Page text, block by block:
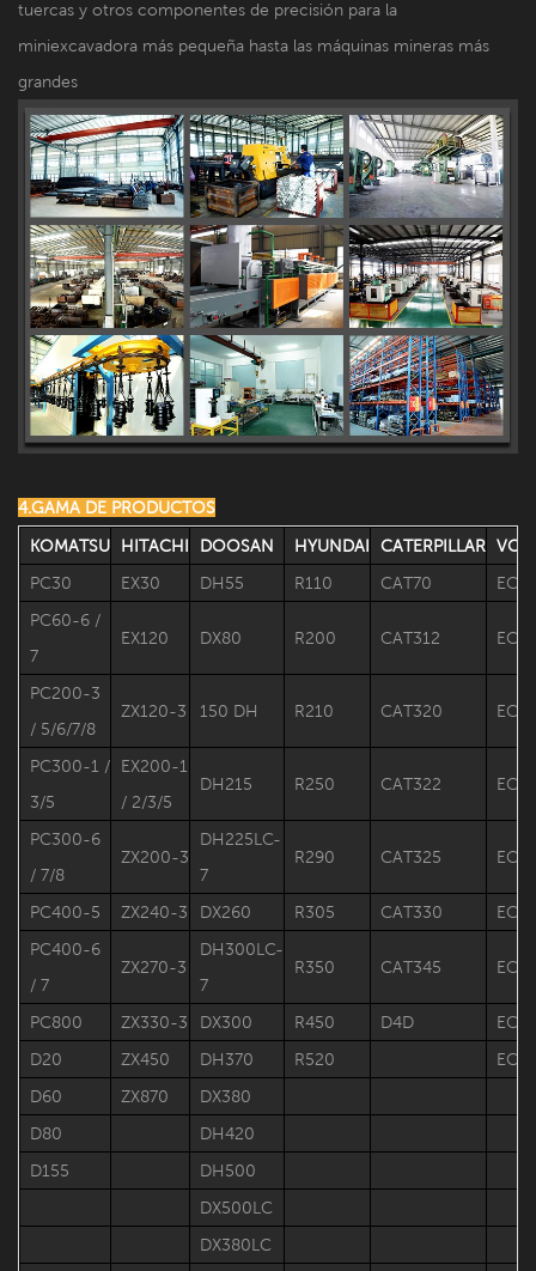
tuercas y otros componentes de precisión para la
miniexcavadora más pequeña hasta las máquinas mineras más
grandes
4.GAMA DE PRODUCTOS
KOMATSU
HITACHI DOOSAN HYUNDAI CATERPILLAR
PC30
EX30 DH55 R110 CAT70
PC60-6 /
7
EX120 DX80 R200 CAT312
PC200-3
/ 5/6/7/8
ZX120-3 150 DH R210 CAT320
PC300-1 /
3/5
EX200-1
/ 2/3/5
DH215 R250 CAT322
PC300-6
/ 7/8
ZX200-3
DH225LC-
7
R290 CAT325
PC400-5 ZX240-3 DX260 R305 CAT330
PC400-6
/ 7
ZX270-3
DH300LC-
7
R350 CAT345
PC800 ZX330-3 DX300 R450 D4D
D20
ZX450 DH370 R520
D60
ZX870
DX380
D80
​​DH420
D155
DH500
DX500LC
DX380LC